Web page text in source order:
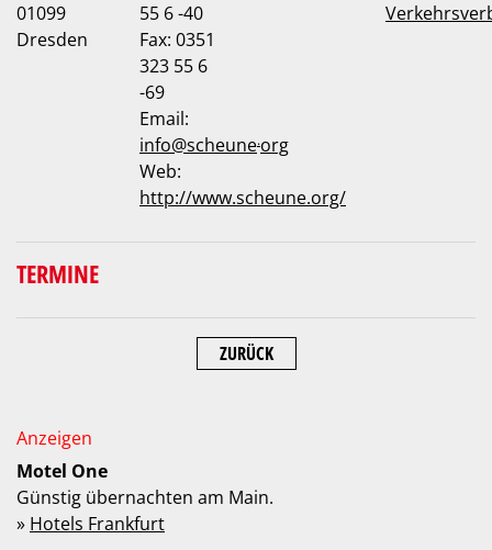
01099
Dresden
55 6 -40
Fax: 0351
323 55 6
-69
Email:
info@scheune.org
Web:
http://www.scheune.org/
TERMINE
ZURÜCK
Motel One
Günstig übernachten am Main.
» Hotels Frankfurt